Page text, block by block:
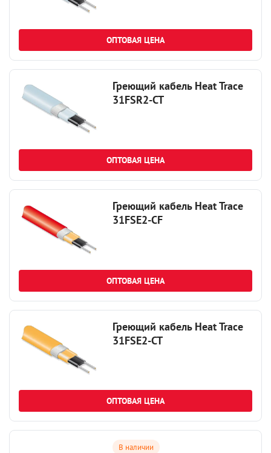
ОПТОВАЯ ЦЕНА
Греющий кабель Heat Trace
31FSR2-CT
ОПТОВАЯ ЦЕНА
Греющий кабель Heat Trace
31FSE2-CF
ОПТОВАЯ ЦЕНА
Греющий кабель Heat Trace
31FSE2-CT
ОПТОВАЯ ЦЕНА
В наличии